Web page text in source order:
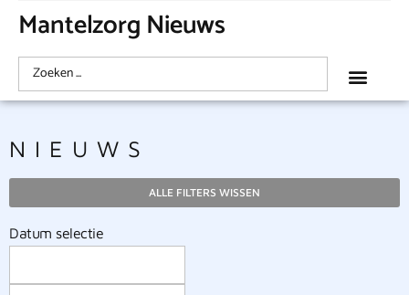
Mantelzorg Nieuws
NIEUWS
ALLE FILTERS WISSEN
Datum selectie